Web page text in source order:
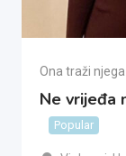
Ona traži njega
Ne vrijeđa
Popular